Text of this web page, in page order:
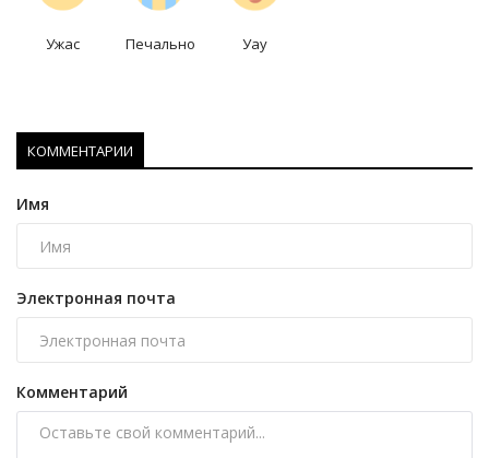
Ужас Печально Уау
КОММЕНТАРИИ
Имя
Электронная почта
Комментарий